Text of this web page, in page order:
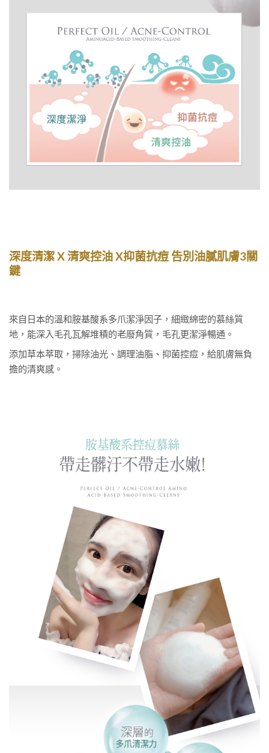
深度清潔X清爽控油X抑菌抗痘告別油膩肌膚3關
鍵
來自日本的溫和胺基酸系多爪潔淨因子，細緻綿密的慕絲質
地，能深入毛孔瓦解堆積的老廢角質，毛孔更潔淨暢通。
添加草本萃取，掃除油光、調理油脂、抑菌控痘，給肌膚無負
擔的清爽感。